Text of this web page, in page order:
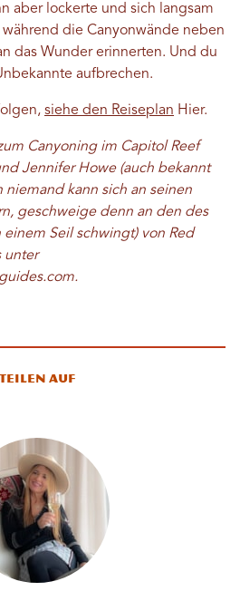
aber lockerte und sich langsam
die Canyonwände neben
das Wunder erinnerten. Und du
aufbrechen.
siehe den Reiseplan Hier.
Canyoning im Capitol Reef
Jennifer Howe (auch bekannt
niemand kann sich an seinen
geschweige denn an den des
Seil schwingt) von Red
unter
Teilen auf